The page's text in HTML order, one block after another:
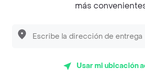
Facebook
Twitter
©2026Rappi Inc. All rights
más
Usar mi ubicación